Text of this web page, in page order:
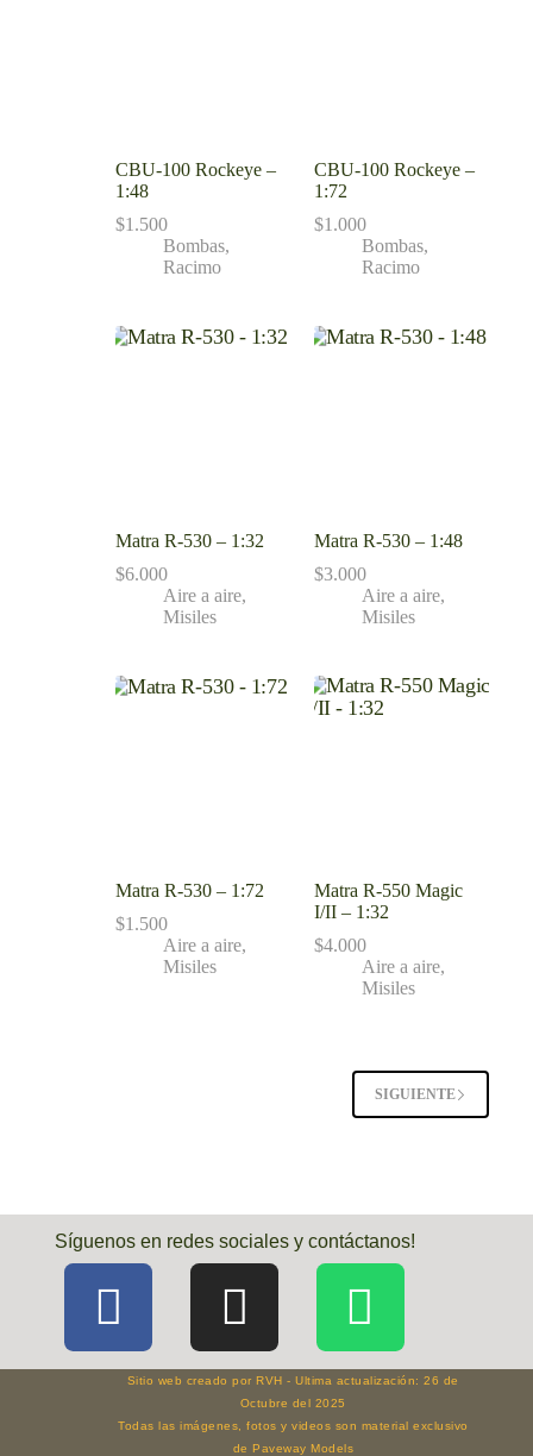
CBU-100 Rockeye –
1:48
$1.500
Bombas,
Racimo
CBU-100 Rockeye –
1:72
$1.000
Bombas,
Racimo
Matra R-530 – 1:32
$6.000
Aire a aire,
Misiles
Matra R-530 – 1:48
$3.000
Aire a aire,
Misiles
Matra R-530 – 1:72
$1.500
Aire a aire,
Misiles
Matra R-550 Magic
I/II – 1:32
$4.000
Aire a aire,
Misiles
SIGUIENTE
Síguenos en redes sociales y contáctanos!
Sitio web creado por RVH - Ultima actualización: 26 de
Octubre del 2025
Todas las imágenes, fotos y videos son material exclusivo
de Paveway Models